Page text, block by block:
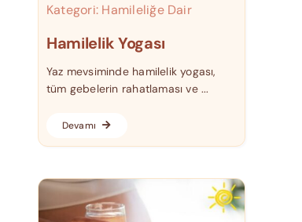
Kategori: Hamileliğe Dair
Hamilelik Yogası
Yaz mevsiminde hamilelik yogası,
tüm gebelerin rahatlaması ve ...
Devamı